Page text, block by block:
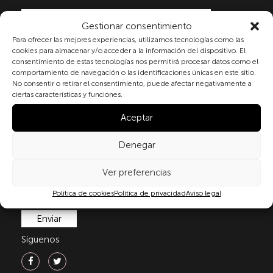
Gestionar consentimiento
Para ofrecer las mejores experiencias, utilizamos tecnologías como las
cookies para almacenar y/o acceder a la información del dispositivo. El
consentimiento de estas tecnologías nos permitirá procesar datos como el
comportamiento de navegación o las identificaciones únicas en este sitio.
No consentir o retirar el consentimiento, puede afectar negativamente a
ciertas características y funciones.
Aceptar
Denegar
Ver preferencias
Política de cookiesPolítica de privacidadAviso legal
Al marcar la casilla y enviar este formulario, usted
consiente expresamente el tratamiento de sus datos
personales conforme a la normativa vigente en
materia de protección de datos personales, en
particular, de acuerdo con lo dispuesto en el
del Consejo de 27 de abril de 2016 (RGPD) y la Ley
Orgánica 3/2018, de 5 de diciembre, de Protección de
Datos Personales y garantía de los derechos
política de privacidad
Síguenos